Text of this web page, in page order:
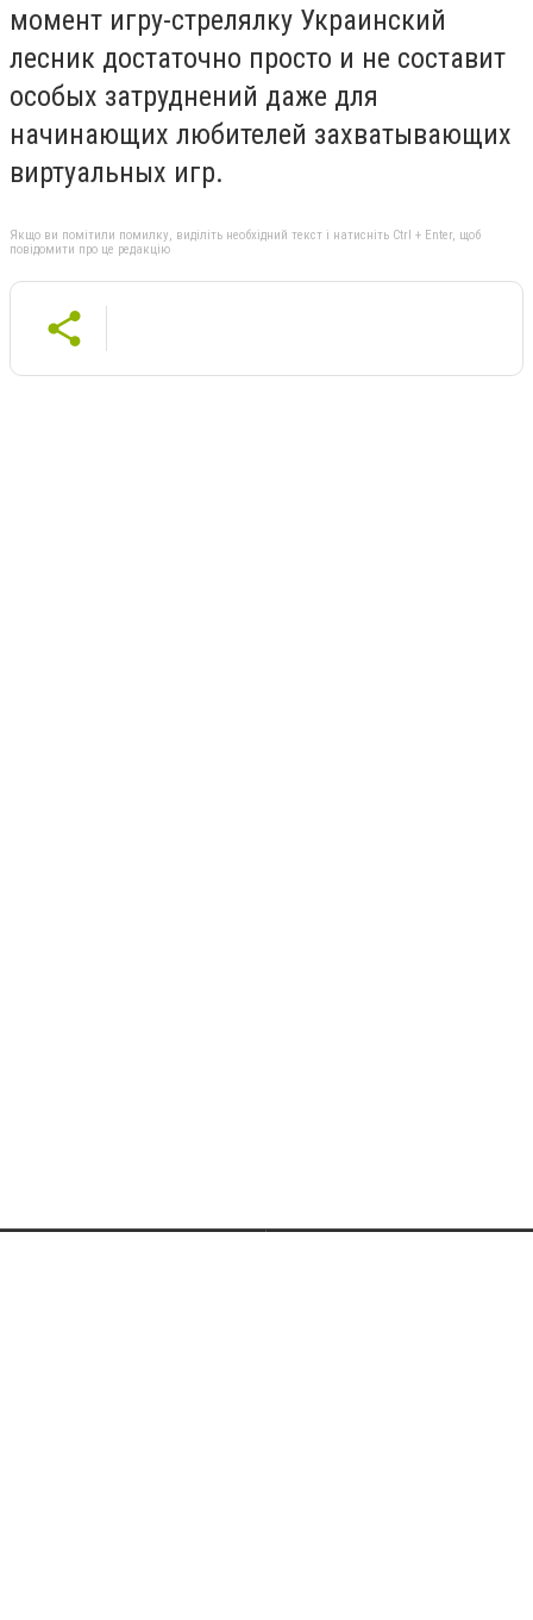
момент игру-стрелялку Украинский
лесник достаточно просто и не составит
особых затруднений даже для
начинающих любителей захватывающих
виртуальных игр.
Якщо ви помітили помилку, виділіть необхідний текст і натисніть Ctrl + Enter, щоб
повідомити про це редакцію